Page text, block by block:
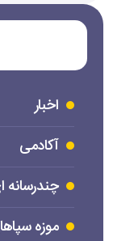
اخبار
آکادمی
چندرسانه
موزه